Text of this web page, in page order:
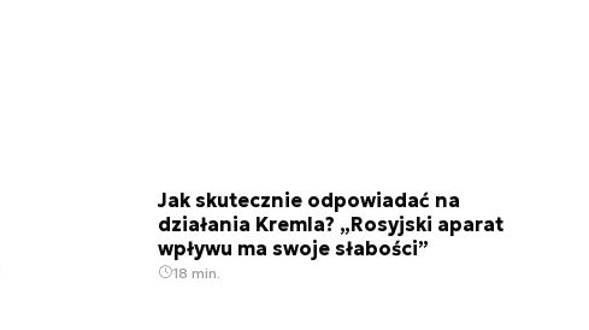
Jak skutecznie odpowiadać na
działania Kremla? „Rosyjski aparat
wpływu ma swoje słabości”
18 min.